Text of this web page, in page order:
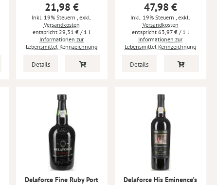
21,98 €
Inkl. 19% Steuern, exkl.
Versandkosten
29,31 € / 1 l
Informationen zur
Lebensmittel Kennzeichnung
Details
47,98 €
Inkl. 19% Steuern, exkl.
Versandkosten
63,97 €/ 1 l
Informationen zur
Lebensmittel Kennzeichnung
Details
Delaforce Fine Ruby Port
Delaforce His Eminence's